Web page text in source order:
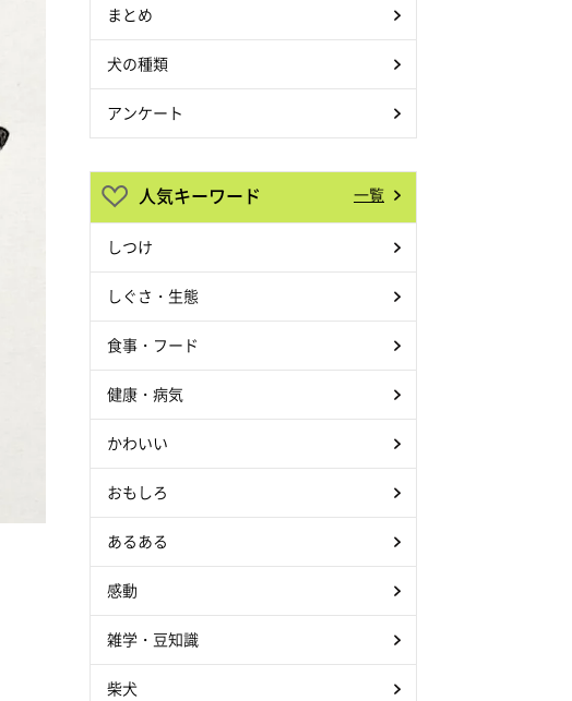
まとめ
犬の種類
アンケート
人気キーワード 一覧
しつけ
しぐさ・生態
食事・フード
健康・病気
かわいい
おもしろ
あるある
感動
雑学・豆知識
柴犬